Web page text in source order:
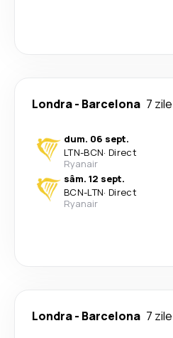
Londra- Barcelona 7 zile
dum. 06 sept.
LTN-BCN· Direct
Ryanair
sâm. 12 sept.
BCN-LTN· Direct
Ryanair
Londra- Barcelona 7 zile